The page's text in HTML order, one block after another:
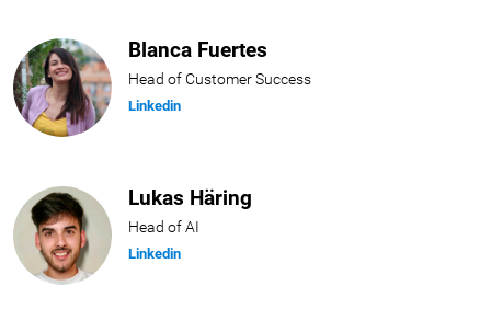
Blanca Fuertes
Head of Customer Success
Linkedin
Lukas Häring
Head of AI
Linkedin